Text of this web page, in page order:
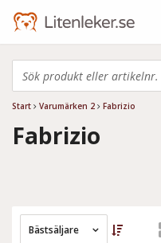
Start Varumärken 2 Fabrizio
Fabrizio
Bästsäljare